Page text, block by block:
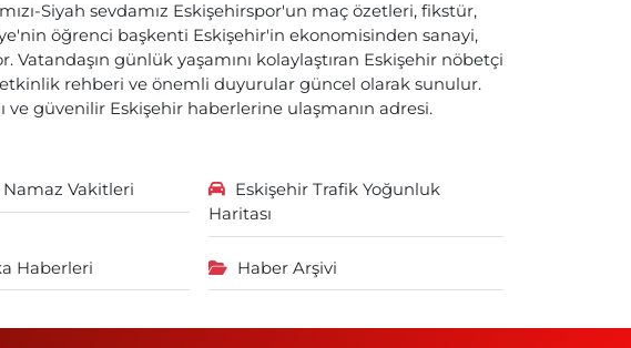
Siyah sevdamız Eskişehirspor'un maç özetleri, fikstür,
öğrenci başkenti Eskişehir'in ekonomisinden sanayi,
günlük yaşamını kolaylaştıran Eskişehir nöbetçi
rehberi ve önemli duyurular güncel olarak sunulur.
ve güvenilir Eskişehir haberlerine ulaşmanın adresi.
Namaz Vakitleri
Eskişehir Trafik Yoğunluk
Haritası
Haberleri Haber Arşivi